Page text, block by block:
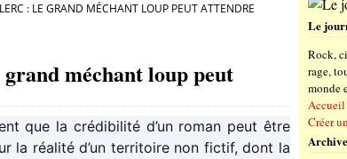
: LE GRAND MÉCHANT LOUP PEUT ATTENDRE
méchant loup peut
que la crédibilité d’un roman peut être
la réalité d’un territoire non fictif, dont la
Le
Rock,
rage,
monde
Créer